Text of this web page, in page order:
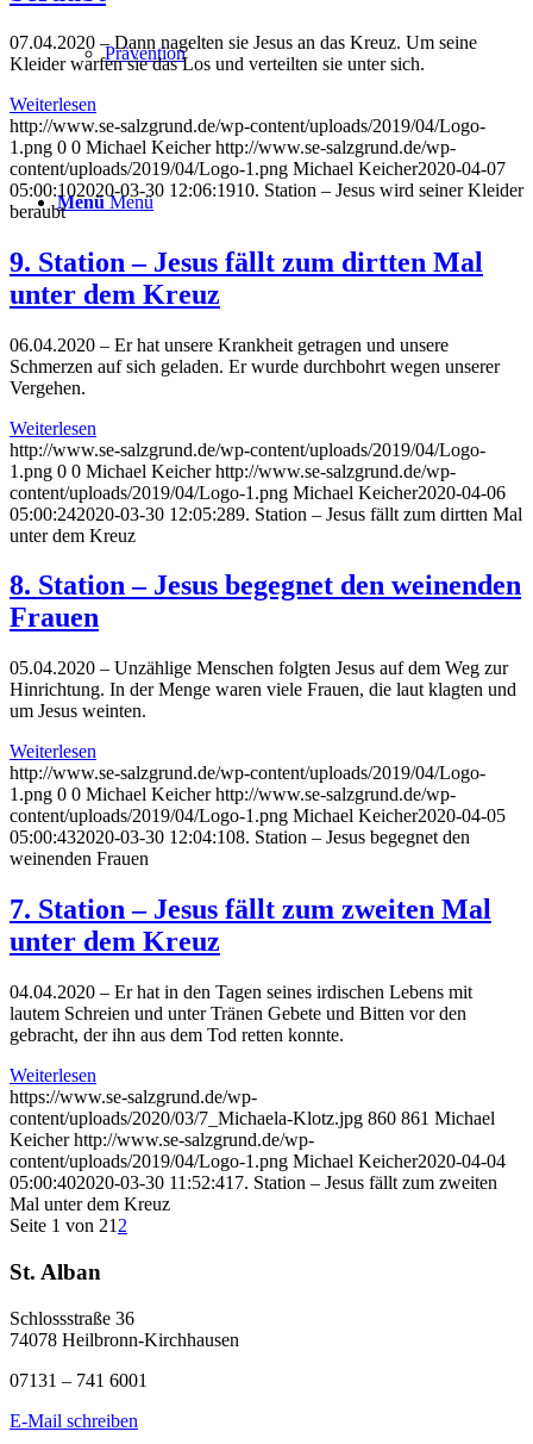
Prävention
Menü Menü
07.04.2020 – Dann nagelten sie Jesus an das Kreuz. Um seine
Kleider warfen sie das Los und verteilten sie unter sich.
Weiterlesen
http://www.se-salzgrund.de/wp-content/uploads/2019/04/Logo-
1.png 0 0 Michael Keicher http://www.se-salzgrund.de/wp-
content/uploads/2019/04/Logo-1.png Michael Keicher2020-04-07
05:00:102020-03-30 12:06:1910. Station – Jesus wird seiner Kleider
beraubt
9. Station – Jesus fällt zum dirtten Mal
unter dem Kreuz
06.04.2020 – Er hat unsere Krankheit getragen und unsere
Schmerzen auf sich geladen. Er wurde durchbohrt wegen unserer
Vergehen.
Weiterlesen
http://www.se-salzgrund.de/wp-content/uploads/2019/04/Logo-
1.png 0 0 Michael Keicher http://www.se-salzgrund.de/wp-
content/uploads/2019/04/Logo-1.png Michael Keicher2020-04-06
05:00:242020-03-30 12:05:289. Station – Jesus fällt zum dirtten Mal
unter dem Kreuz
8. Station – Jesus begegnet den weinenden
Frauen
05.04.2020 – Unzählige Menschen folgten Jesus auf dem Weg zur
Hinrichtung. In der Menge waren viele Frauen, die laut klagten und
um Jesus weinten.
Weiterlesen
http://www.se-salzgrund.de/wp-content/uploads/2019/04/Logo-
1.png 0 0 Michael Keicher http://www.se-salzgrund.de/wp-
content/uploads/2019/04/Logo-1.png Michael Keicher2020-04-05
05:00:432020-03-30 12:04:108. Station – Jesus begegnet den
weinenden Frauen
7. Station – Jesus fällt zum zweiten Mal
unter dem Kreuz
04.04.2020 – Er hat in den Tagen seines irdischen Lebens mit
lautem Schreien und unter Tränen Gebete und Bitten vor den
gebracht, der ihn aus dem Tod retten konnte.
Weiterlesen
https://www.se-salzgrund.de/wp-
content/uploads/2020/03/7_Michaela-Klotz.jpg 860 861 Michael
Keicher http://www.se-salzgrund.de/wp-
content/uploads/2019/04/Logo-1.png Michael Keicher2020-04-04
05:00:402020-03-30 11:52:41 7. Station – Jesus fällt zum zweiten
Mal unter dem Kreuz
Seite 1 von 21 2
St. Alban
Schlossstraße 36
74078 Heilbronn-Kirchhausen
07131 – 741 6001
E-Mail schreiben